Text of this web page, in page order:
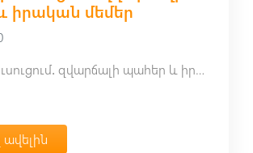
իրական մեմեր
Հեռավար ուսուցում․ զվարճալի պահեր և իրական մեմեր